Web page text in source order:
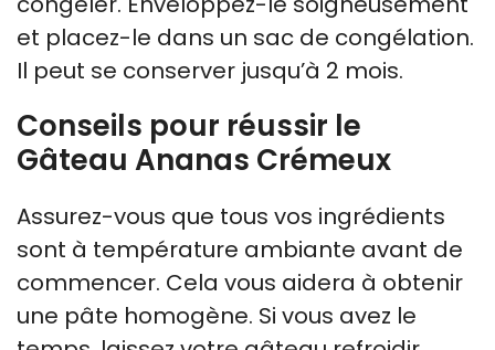
et placez-le dans un sac de congélation.
Il peut se conserver jusqu’à 2 mois.
Conseils pour réussir le
Gâteau Ananas Crémeux
Assurez-vous que tous vos ingrédients
sont à température ambiante avant de
commencer. Cela vous aidera à obtenir
une pâte homogène. Si vous avez le